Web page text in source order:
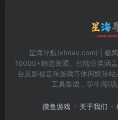
星海导航(xhnav.com) | 极
10000+精选资源。智能分类涵
台及影视音乐游戏等休闲娱乐
工具集成，学生/职场
摸鱼游戏 关于我们